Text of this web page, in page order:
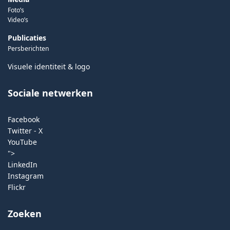
Foto’s
Video’s
Publicaties
Persberichten
Visuele identiteit & logo
Sociale netwerken
Facebook
Twitter - X
YouTube
">
LinkedIn
Instagram
Flickr
Zoeken